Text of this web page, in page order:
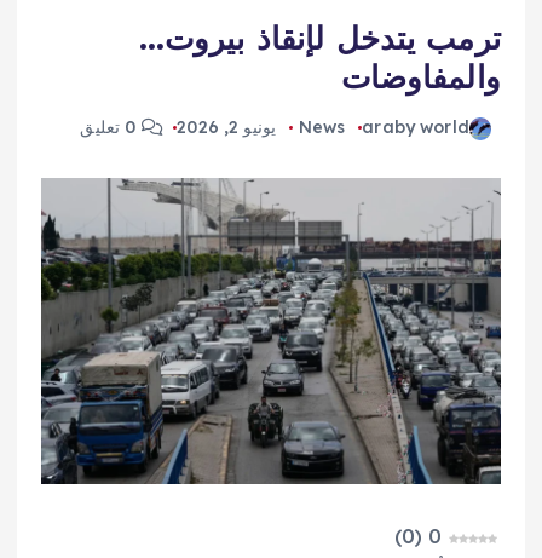
ترمب يتدخل لإنقاذ بيروت…
والمفاوضات
araby world
News يونيو 2, 2026
0
(
0
)